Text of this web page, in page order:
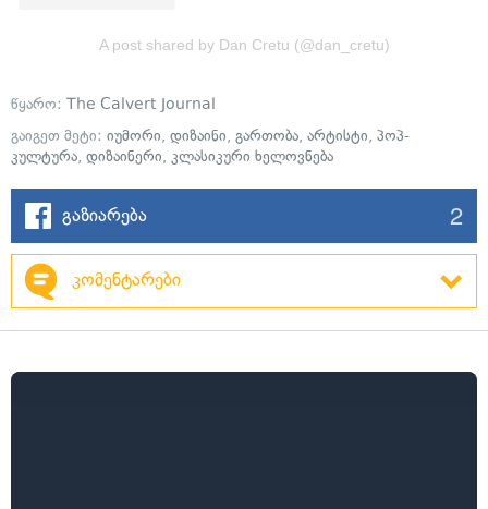
A post shared by Dan Cretu (@dan_cretu)
წყარო: The Calvert Journal
გაიგეთ მეტი: იუმორი, დიზაინი, გართობა, არტისტი, პოპ-
კულტურა, დიზაინერი, კლასიკური ხელოვნება
გაზიარება 2
კომენტარები